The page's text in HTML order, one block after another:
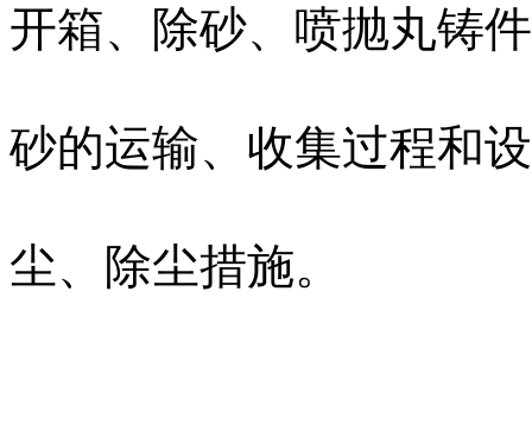
开箱、除砂、喷抛丸铸
砂的运输、收集过程和
尘、除尘措施。